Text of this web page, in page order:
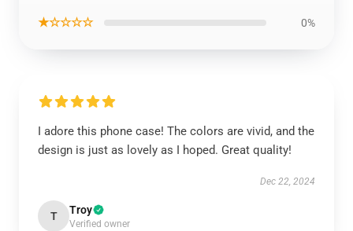
★☆☆☆☆ 0%
I adore this phone case! The colors are vivid, and the
design is just as lovely as I hoped. Great quality!
Dec 22, 2024
T Troy
Verified owner